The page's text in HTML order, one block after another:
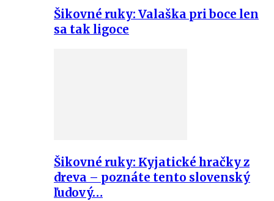
Šikovné ruky: Valaška pri boce len
sa tak ligoce
Šikovné ruky: Kyjatické hračky z
dreva – poznáte tento slovenský
ľudový…